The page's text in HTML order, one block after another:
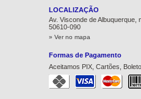
LOCALIZAÇÃO
Av. Visconde de Albuquerque,
50610-090
» Ver no mapa
Formas de Pagamento
Aceitamos PIX, Cartões,